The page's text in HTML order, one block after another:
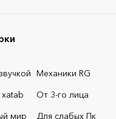
Механики RG
От 3-го лица
мир
Для слабых Пк